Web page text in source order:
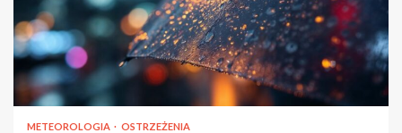
METEOROLOGIA OSTRZEŻENIA